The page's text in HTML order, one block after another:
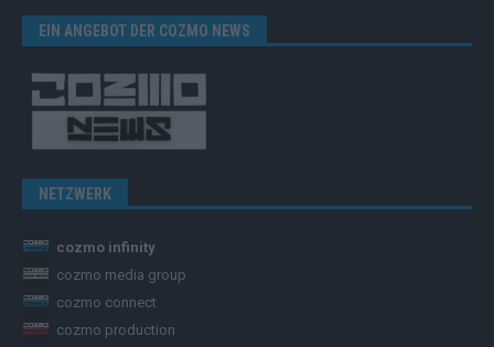
EIN ANGEBOT DER COZMO NEWS
NETZWERK
cozmo infinity
cozmo media group
cozmo connect
cozmo production